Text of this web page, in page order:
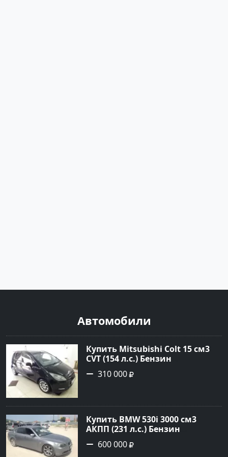
Автомобили
Купить Mitsubishi Colt 15 см3
CVT (154 л.с.) Бензин
турбонаддув в Краснодар:
цвет Чёрный металик Хетчбэк
сайте Авторынок23
310 000
Купить BMW 530i 3000 см3
АКПП (231 л.с.) Бензин
инжектор в Новороссийск:
цвет серый Седан 2004 года по
600 000